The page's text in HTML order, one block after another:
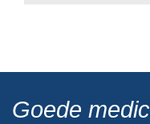
Goede